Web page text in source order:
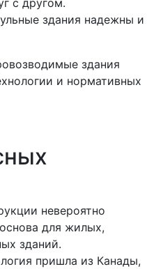
здания надежны и
здания
и нормативных
невероятно
для жилых,
зданий.
пришла из Канады,